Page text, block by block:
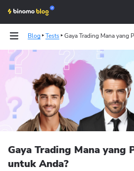
Blog Tests Gaya Trading Mana yang
Binomo on Telegram
Binomo on Telegram
Gaya Trading Mana yang
untuk Anda?